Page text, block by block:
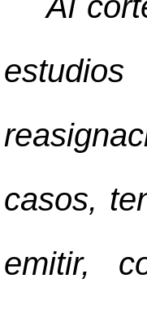
casos,
emitir,